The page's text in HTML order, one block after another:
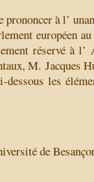
prononcer à l’
européen
réservé à l’
M. Jacques
dessous les
de